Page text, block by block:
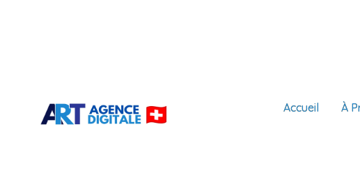
Accueil À